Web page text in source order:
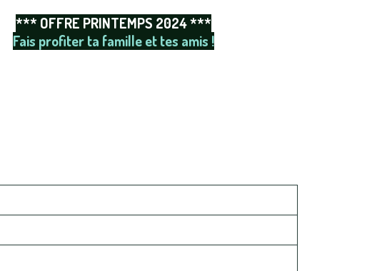
*** OFFRE PRINTEMPS 2024 ***
Fais profiter ta famille et tes amis !